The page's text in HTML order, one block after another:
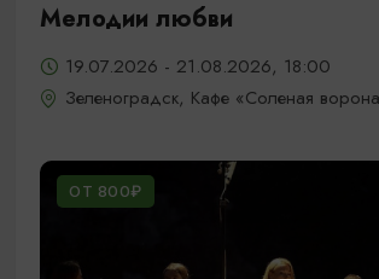
Мелодии любви
19.07.2026 - 21.08.2026, 18:00
Зеленоградск, Кафе «Соленая
ОТ 800₽